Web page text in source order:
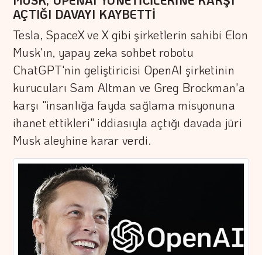
AÇTIĞI DAVAYI KAYBETTİ
Tesla, SpaceX ve X gibi şirketlerin sahibi Elon
Musk'ın, yapay zeka sohbet robotu
ChatGPT'nin geliştiricisi OpenAI şirketinin
kurucuları Sam Altman ve Greg Brockman'a
karşı "insanlığa fayda sağlama misyonuna
ihanet ettikleri" iddiasıyla açtığı davada jüri
Musk aleyhine karar verdi.